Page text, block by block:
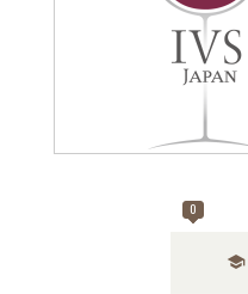
の検定、難しい？」「ど
0
school